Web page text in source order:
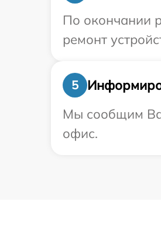
По окончании
ремонт
5
Мы сообщим
офис.